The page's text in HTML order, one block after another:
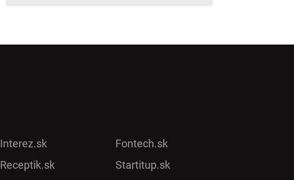
Interez.sk
Receptik.sk
Fontech.sk
Startitup.sk